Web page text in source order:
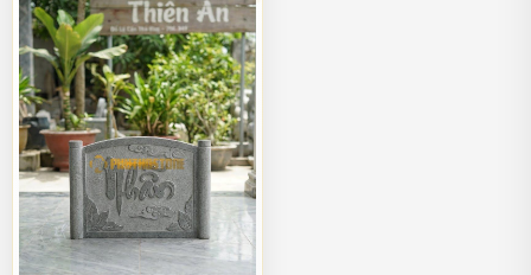
bên là cán cuốn thư được chạm khắc tinh tế, không hề có sự xuất
hiện của cột đá phụ trợ. Điều này giúp toàn bộ sự chú ý của người
nhìn tập trung vào các họa tiết hoa văn trên bề mặt đá.
Về mặt phong thủy, cuốn thư đá không cột đóng vai trò là vật chắn
phong, ngăn chặn các luồng tà khí và gió độc xâm nhập vào không
gian linh thiêng của nhà thờ, từ đường hay khu lăng mộ. Trong
quan niệm của người xưa, "tiền án hậu chẩm" là yếu tố cực kỳ
quan trọng, và một tấm cuốn thư đặt đúng vị trí sẽ giúp tụ khí,